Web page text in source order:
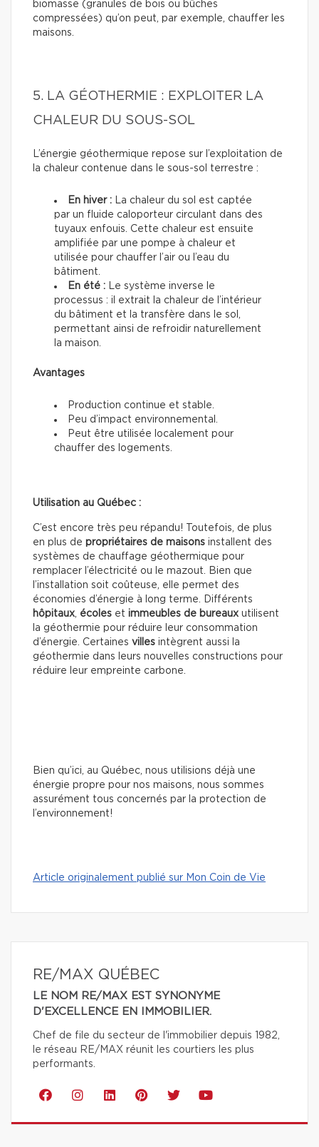
biomasse (granules de bois ou bûches
compressées) qu’on peut, par exemple, chauffer les
maisons.
5. LA GÉOTHERMIE : EXPLOITER LA
CHALEUR DU SOUS-SOL
L’énergie géothermique repose sur l’exploitation de
la chaleur contenue dans le sous-sol terrestre :
En hiver : La chaleur du sol est captée
par un fluide caloporteur circulant dans des
tuyaux enfouis. Cette chaleur est ensuite
amplifiée par une pompe à chaleur et
utilisée pour chauffer l’air ou l’eau du
bâtiment.
En été : Le système inverse le
processus : il extrait la chaleur de l’intérieur
du bâtiment et la transfère dans le sol,
permettant ainsi de refroidir naturellement
la maison.
Avantages
Production continue et stable.
Peu d’impact environnemental.
Peut être utilisée localement pour
chauffer des logements.
Utilisation au Québec :
C’est encore très peu répandu! Toutefois, de plus
en plus de propriétaires de maisons installent des
systèmes de chauffage géothermique pour
remplacer l’électricité ou le mazout. Bien que
l’installation soit coûteuse, elle permet des
économies d’énergie à long terme. Différents
hôpitaux, écoles et immeubles de bureaux utilisent
la géothermie pour réduire leur consommation
d’énergie. Certaines villes intègrent aussi la
géothermie dans leurs nouvelles constructions pour
réduire leur empreinte carbone.
Bien qu’ici, au Québec, nous utilisions déjà une
énergie propre pour nos maisons, nous sommes
assurément tous concernés par la protection de
l’environnement!
Article originalement publié sur Mon Coin de Vie
RE/MAX QUÉBEC
LE NOM RE/MAX EST SYNONYME
D'EXCELLENCE EN IMMOBILIER.
Chef de file du secteur de l'immobilier depuis 1982,
le réseau RE/MAX réunit les courtiers les plus
performants.